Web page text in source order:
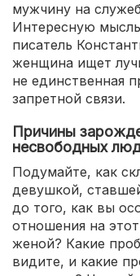
мужчину на
Интересную
писатель
женщина ищет
не единственная
запретной связи.
Причины
несвободных
Подумайте, как
девушкой,
до того, как вы
отношения на
женой? Какие
видите, и какие